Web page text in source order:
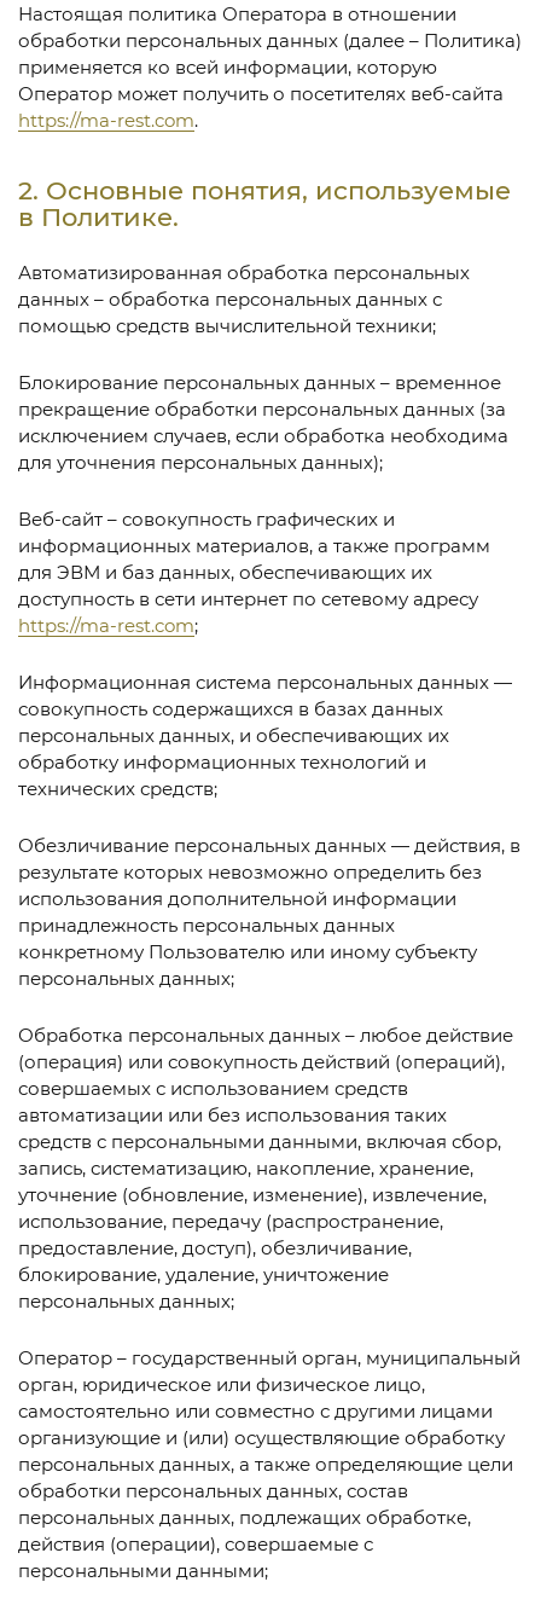
Настоящая политика Оператора в отношении
обработки персональных данных (далее – Политика)
применяется ко всей информации, которую
Оператор может получить о посетителях веб-сайта
https://ma-rest.com.
2. Основные понятия, используемые
в Политике.
Автоматизированная обработка персональных
данных – обработка персональных данных с
помощью средств вычислительной техники;
Блокирование персональных данных – временное
прекращение обработки персональных данных (за
исключением случаев, если обработка необходима
для уточнения персональных данных);
Веб-сайт – совокупность графических и
информационных материалов, а также программ
для ЭВМ и баз данных, обеспечивающих их
доступность в сети интернет по сетевому адресу
https://ma-rest.com;
Информационная система персональных данных —
совокупность содержащихся в базах данных
персональных данных, и обеспечивающих их
обработку информационных технологий и
технических средств;
Обезличивание персональных данных — действия, в
результате которых невозможно определить без
использования дополнительной информации
принадлежность персональных данных
конкретному Пользователю или иному субъекту
персональных данных;
Обработка персональных данных – любое действие
(операция) или совокупность действий (операций),
совершаемых с использованием средств
автоматизации или без использования таких
средств с персональными данными, включая сбор,
запись, систематизацию, накопление, хранение,
уточнение (обновление, изменение), извлечение,
использование, передачу (распространение,
предоставление, доступ), обезличивание,
блокирование, удаление, уничтожение
персональных данных;
Оператор – государственный орган, муниципальный
орган, юридическое или физическое лицо,
самостоятельно или совместно с другими лицами
организующие и (или) осуществляющие обработку
персональных данных, а также определяющие цели
обработки персональных данных, состав
персональных данных, подлежащих обработке,
действия (операции), совершаемые с
персональными данными;